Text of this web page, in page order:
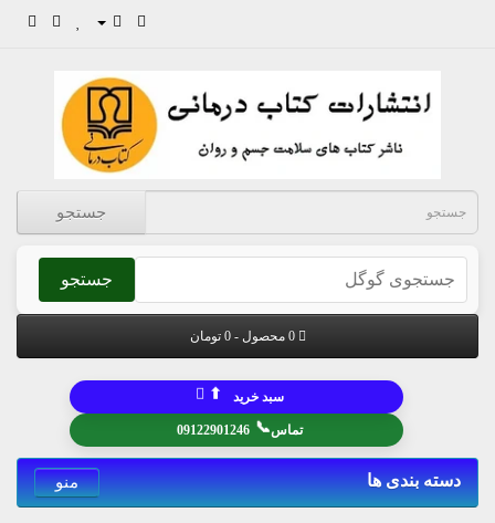
جستجو
جستجو
0 محصول - 0 تومان
تماس📞
09122901246
سبد خرید ⬆
دسته بندی ها منو